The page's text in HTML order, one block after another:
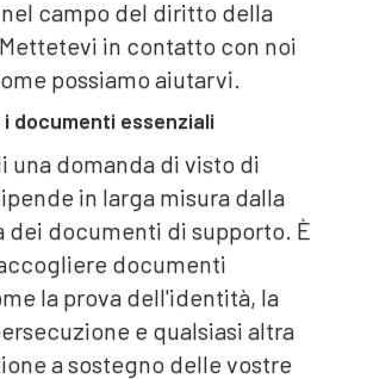
campo del diritto della
in contatto con noi
possiamo aiutarvi.
i documenti essenziali
una domanda di visto di
in larga misura dalla
dei documenti di supporto. È
documenti
la prova dell'identità, la
e qualsiasi altra
a sostegno delle vostre